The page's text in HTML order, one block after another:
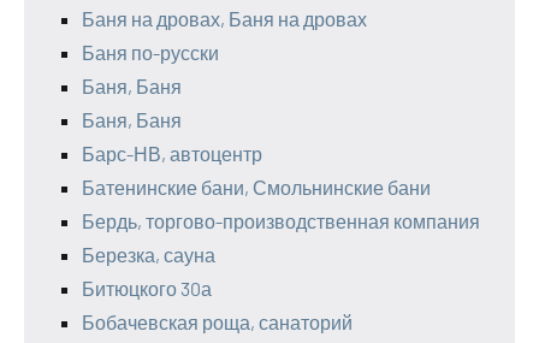
Баня на дровах, Баня на дровах
Баня по-русски
Баня, Баня
Баня, Баня
Барс-НВ, автоцентр
Батенинские бани, Смольнинские бани
Бердь, торгово-производственная компания
Березка, сауна
Битюцкого 30а
Бобачевская роща, санаторий